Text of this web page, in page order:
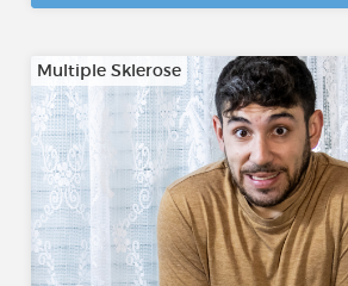
Multiple Sklerose